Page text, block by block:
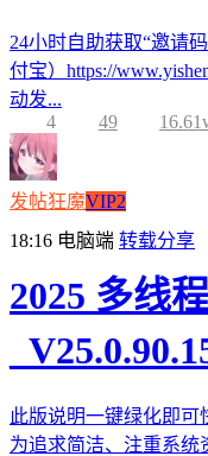
24小时自助获取“邀请
付宝）https://
动发...
4
49
发帖狂魔VIP2
18:16 电脑端 转载分享
2025 多线
此版说明一键绿化即
为追求简洁、注重系